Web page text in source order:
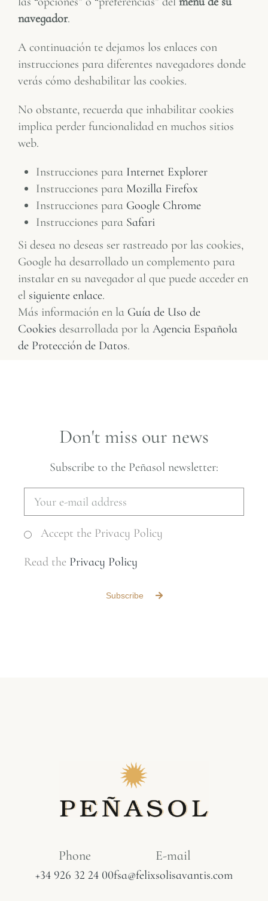
navegador.
A continuación te dejamos los enlaces con
instrucciones para diferentes navegadores donde
verás cómo deshabilitar las cookies.
No obstante, recuerda que inhabilitar cookies
implica perder funcionalidad en muchos sitios
web.
Instrucciones para Internet Explorer
Instrucciones para Mozilla Firefox
Instrucciones para Google Chrome
Instrucciones para Safari
Si desea no deseas ser rastreado por las cookies,
Google ha desarrollado un complemento para
instalar en su navegador al que puede acceder en
el siguiente enlace.
Más información en la Guía de Uso de
Cookies desarrollada por la Agencia Española
de Protección de Datos.
Don't miss our news
Subscribe to the Peñasol newsletter:
Accept the Privacy Policy
Read the Privacy Policy
Subscribe
Phone​
+34 926 32 24 00
E-mail
fsa@felixsolisavantis.com